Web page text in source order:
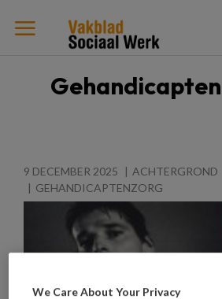
9 DECEMBER 2025
ACHTERGROND
GEHANDICAPTENZORG
We Care About Your Privacy